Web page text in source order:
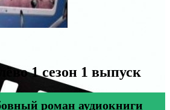
1 сезон 1 выпуск
роман аудиокниги